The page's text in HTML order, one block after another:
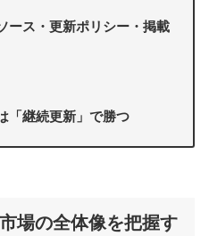
ース・更新ポリシー・掲載
「継続更新」で勝つ
場の全体像を把握す